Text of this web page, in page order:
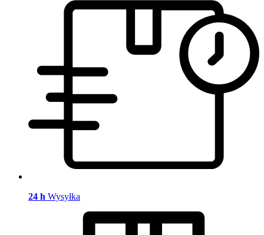
24 h Wysyłka